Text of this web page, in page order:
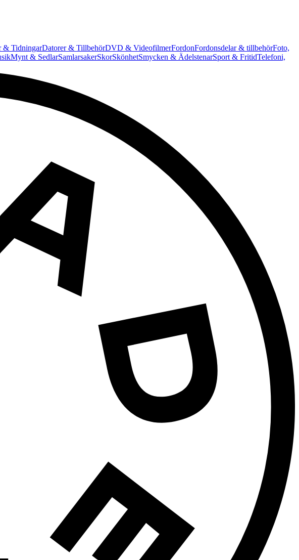
& TidningarDatorer & TillbehörDVD & VideofilmerFordonFordonsdelar & tillbehörFoto,
Mynt & SedlarSamlarsakerSkorSkönhetSmycken & ÄdelstenarSport & FritidTelefoni,